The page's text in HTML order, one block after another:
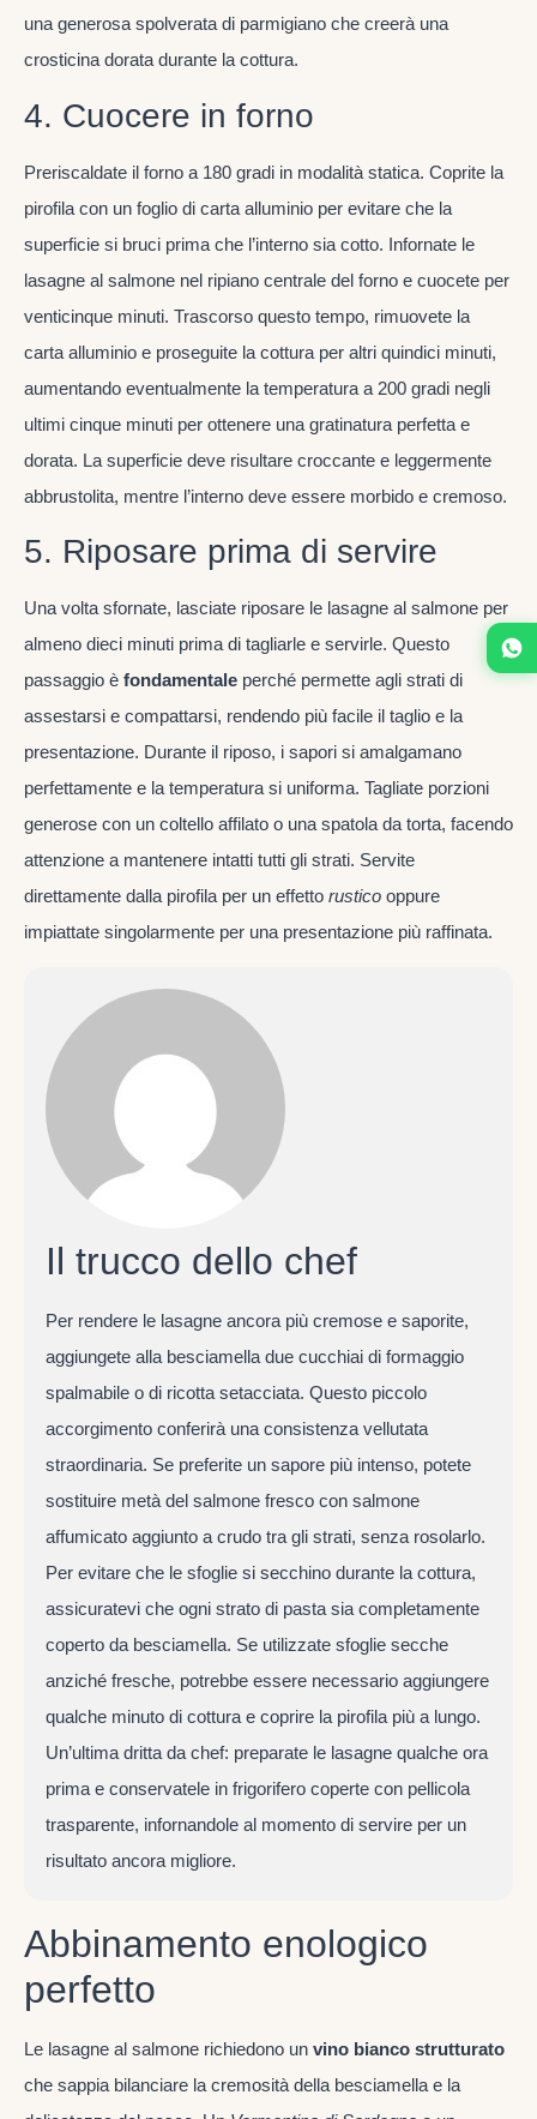
una generosa spolverata di parmigiano che creerà una
crosticina dorata durante la cottura.
4. Cuocere in forno
Preriscaldate il forno a 180 gradi in modalità statica. Coprite la
pirofila con un foglio di carta alluminio per evitare che la
superficie si bruci prima che l’interno sia cotto. Infornate le
lasagne al salmone nel ripiano centrale del forno e cuocete per
venticinque minuti. Trascorso questo tempo, rimuovete la
carta alluminio e proseguite la cottura per altri quindici minuti,
aumentando eventualmente la temperatura a 200 gradi negli
ultimi cinque minuti per ottenere una gratinatura perfetta e
dorata. La superficie deve risultare croccante e leggermente
abbrustolita, mentre l’interno deve essere morbido e cremoso.
5. Riposare prima di servire
Una volta sfornate, lasciate riposare le lasagne al salmone per
almeno dieci minuti prima di tagliarle e servirle. Questo
passaggio è fondamentale perché permette agli strati di
assestarsi e compattarsi, rendendo più facile il taglio e la
presentazione. Durante il riposo, i sapori si amalgamano
perfettamente e la temperatura si uniforma. Tagliate porzioni
generose con un coltello affilato o una spatola da torta, facendo
attenzione a mantenere intatti tutti gli strati. Servite
direttamente dalla pirofila per un effetto rustico oppure
impiattate singolarmente per una presentazione più raffinata.
Il trucco dello chef
Per rendere le lasagne ancora più cremose e saporite,
aggiungete alla besciamella due cucchiai di formaggio
spalmabile o di ricotta setacciata. Questo piccolo
accorgimento conferirà una consistenza vellutata
straordinaria. Se preferite un sapore più intenso, potete
sostituire metà del salmone fresco con salmone
affumicato aggiunto a crudo tra gli strati, senza rosolarlo.
Per evitare che le sfoglie si secchino durante la cottura,
assicuratevi che ogni strato di pasta sia completamente
coperto da besciamella. Se utilizzate sfoglie secche
anziché fresche, potrebbe essere necessario aggiungere
qualche minuto di cottura e coprire la pirofila più a lungo.
Un’ultima dritta da chef: preparate le lasagne qualche ora
prima e conservatele in frigorifero coperte con pellicola
trasparente, infornandole al momento di servire per un
risultato ancora migliore.
Abbinamento enologico
perfetto
Le lasagne al salmone richiedono un vino bianco strutturato
che sappia bilanciare la cremosità della besciamella e la